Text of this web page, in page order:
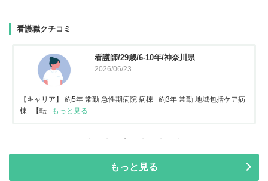
看護職クチコミ
看護師/29歳/6-10年/神奈川県
2026/06/23
【キャリア】 約5年 常勤 急性期病院 病棟 約3年 常勤 地域包括ケア病
棟 【転...もっと見る
もっと見る